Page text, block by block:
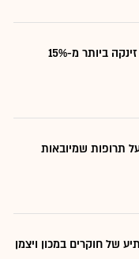
ביותר מ-15%
מאיים: מכס של 100% על תרופות שמיובאות
של חוקרים במכון ויצמן